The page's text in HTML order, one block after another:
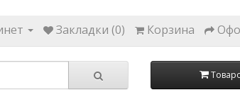
Закладки (0) Корзина